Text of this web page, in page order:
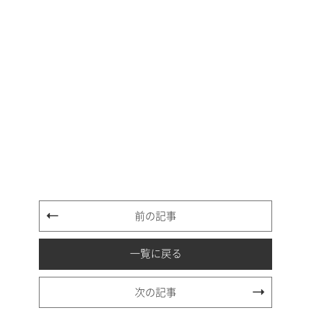
前の記事
一覧に戻る
次の記事